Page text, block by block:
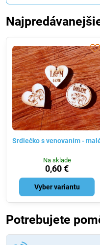
Srdiečko s venovaním -
Na sklade
0,60 €
Vyber variantu
Potrebujete